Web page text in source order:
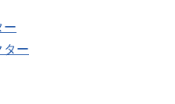
ー
ター